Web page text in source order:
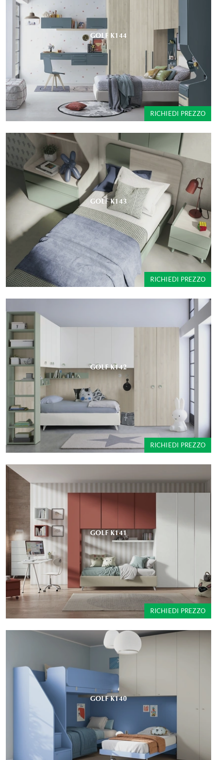
GOLF K144
RICHIEDI PREZZO
GOLF K143
RICHIEDI PREZZO
GOLF K142
RICHIEDI PREZZO
GOLF K141
RICHIEDI PREZZO
GOLF K140